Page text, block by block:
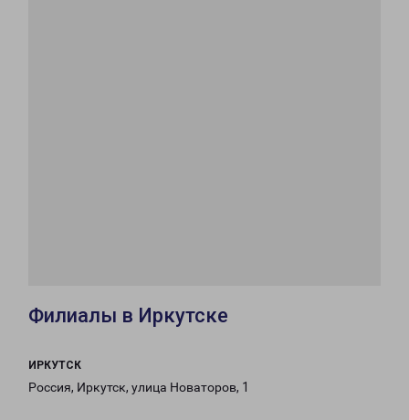
Филиалы в Иркутске
ИРКУТСК
Россия, Иркутск, улица Новаторов, 1